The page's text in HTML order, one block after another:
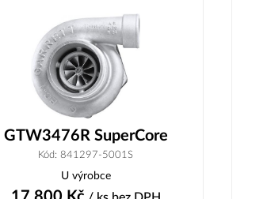
GTW3476R SuperCore
Kód: 841297-5001S
U výrobce